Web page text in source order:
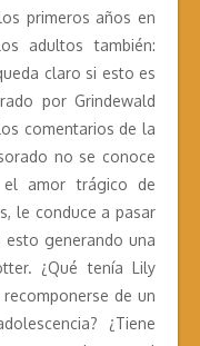
primeros años en
adultos también:
claro si esto es
por Grindewald
comentarios de la
no se conoce
amor trágico de
le conduce a pasar
generando una
¿Qué tenía Lily
de un
¿Tiene